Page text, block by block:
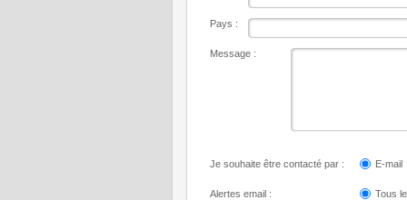
Pays :
Message :
Je souhaite être contacté par : E-mail
Alertes email : Tous